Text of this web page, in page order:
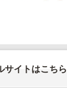
サイトはこちら